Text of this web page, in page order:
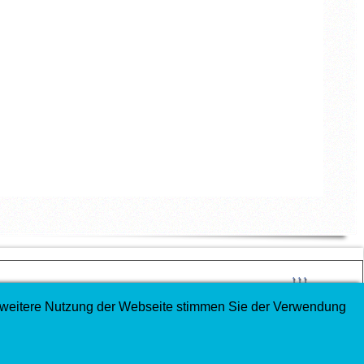
↑↑↑
Nutzung der Webseite stimmen Sie der Verwendung